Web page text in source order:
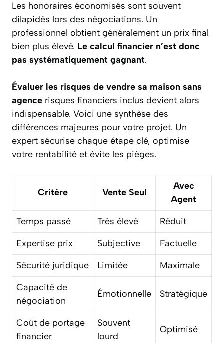
Les honoraires économisés sont souvent
dilapidés lors des négociations. Un
professionnel obtient généralement un prix final
bien plus élevé. Le calcul financier n’est donc
pas systématiquement gagnant.
Évaluer les risques de vendre sa maison sans
agence risques financiers inclus devient alors
indispensable. Voici une synthèse des
différences majeures pour votre projet. Un
expert sécurise chaque étape clé, optimise
votre rentabilité et évite les pièges.
Critère Vente Seul
Avec
Agent
Temps passé
Très élevé
Réduit
Expertise prix
Subjective
Factuelle
Sécurité juridique
Limitée
Maximale
Capacité de
négociation
Émotionnelle Stratégique
Coût de portage
financier
Souvent
lourd
Optimisé